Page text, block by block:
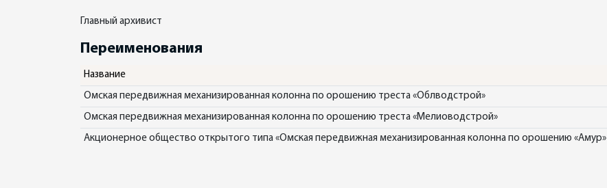
Главный архивист
Переименования
Название
Омская передвижная механизированная колонна по орошению треста «Облводстрой»
Омская передвижная механизированная колонна по орошению треста «Мелиоводстрой»
Акционерное общество открытого типа «Омская передвижная механизированная колонна по орошению «Амур»